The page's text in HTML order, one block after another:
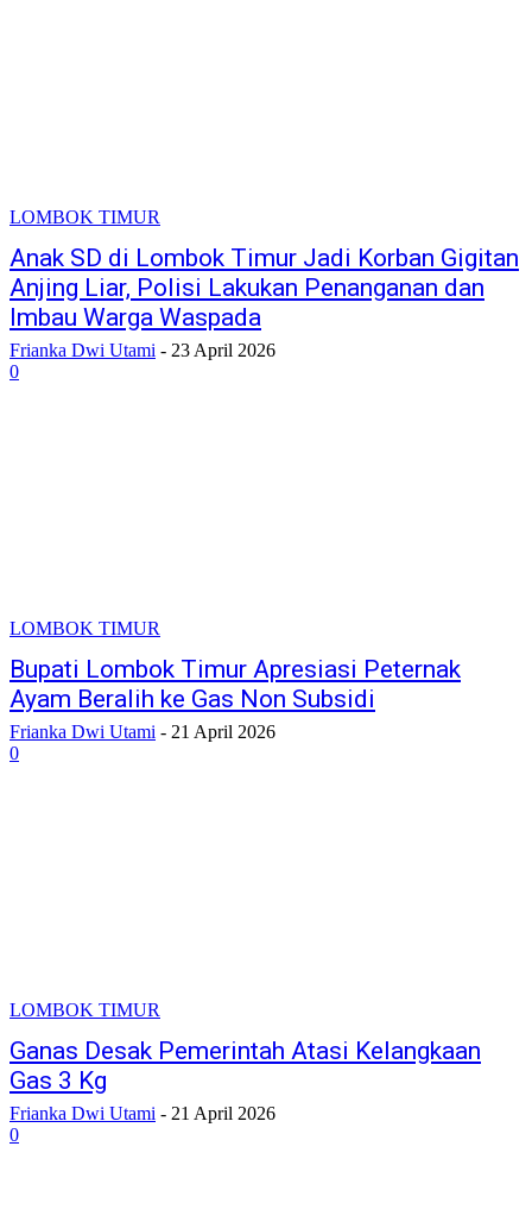
LOMBOK TIMUR
Anak SD di Lombok Timur Jadi Korban Gigitan
Anjing Liar, Polisi Lakukan Penanganan dan
Imbau Warga Waspada
Frianka Dwi Utami - 23 April 2026
0
LOMBOK TIMUR
Bupati Lombok Timur Apresiasi Peternak
Ayam Beralih ke Gas Non Subsidi
Frianka Dwi Utami - 21 April 2026
0
LOMBOK TIMUR
Ganas Desak Pemerintah Atasi Kelangkaan
Gas 3 Kg
Frianka Dwi Utami - 21 April 2026
0